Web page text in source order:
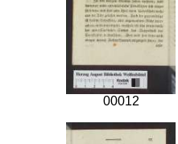
00012